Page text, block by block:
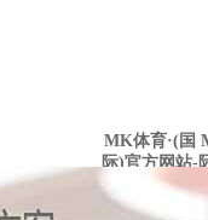
MK体育·(国
际)官方网站-
mksport